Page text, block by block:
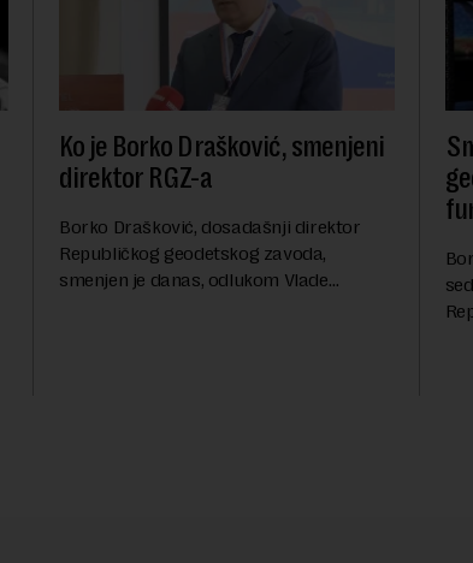
Ko je Borko Drašković, smenjeni
direktor RGZ-a
Borko Drašković, dosadašnji direktor
Republičkog geodetskog zavoda,
smenjen je danas, odlukom Vlade